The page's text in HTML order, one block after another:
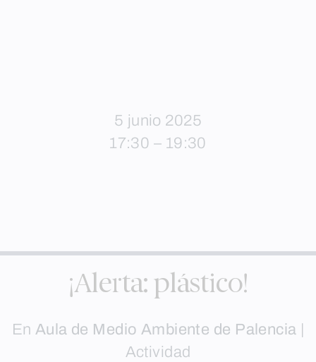
5 junio 2025
17:30 – 19:30
¡Alerta: plástico!
En Aula de Medio Ambiente de Palencia
Actividad